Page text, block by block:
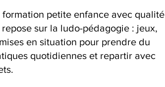
petite enfance avec qualité
sur la ludo-pédagogie : jeux,
en situation pour prendre du
quotidiennes et repartir avec